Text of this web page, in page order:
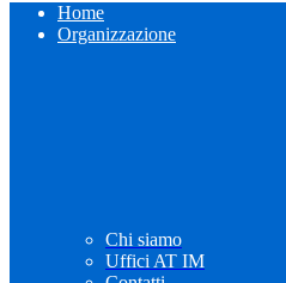
Home
Organizzazione
Chi siamo
Uffici AT IM